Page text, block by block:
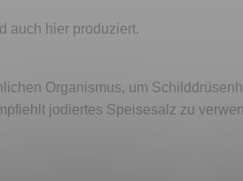
auch hier produziert.
Organismus, um
jodiertes Speisesalz zu